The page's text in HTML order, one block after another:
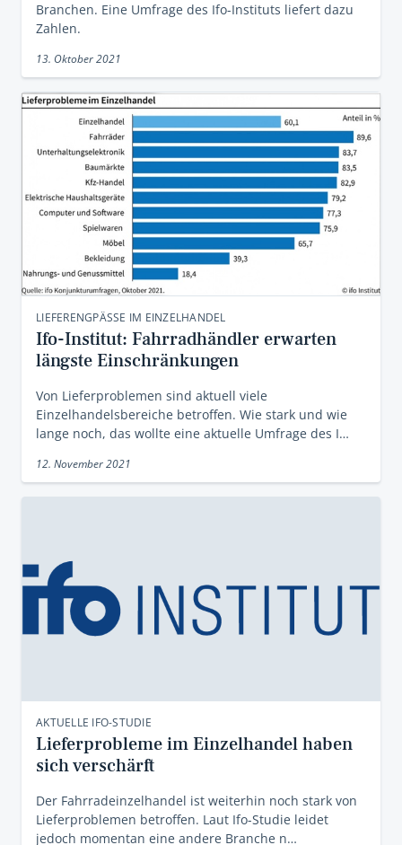
Branchen. Eine Umfrage des Ifo-Instituts liefert dazu
Zahlen.
13. Oktober 2021
LIEFERENGPÄSSE IM EINZELHANDEL
Ifo-Institut: Fahrradhändler erwarten
längste Einschränkungen
Von Lieferproblemen sind aktuell viele
Einzelhandelsbereiche betroffen. Wie stark und wie
lange noch, das wollte eine aktuelle Umfrage des I…
12. November 2021
AKTUELLE IFO-STUDIE
Lieferprobleme im Einzelhandel haben
sich verschärft
Der Fahrradeinzelhandel ist weiterhin noch stark von
Lieferproblemen betroffen. Laut Ifo-Studie leidet
jedoch momentan eine andere Branche n…